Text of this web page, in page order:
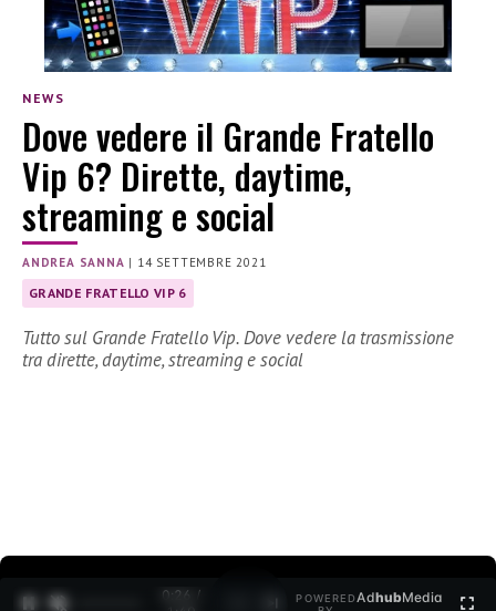
NEWS
Dove vedere il Grande Fratello
Vip 6? Dirette, daytime,
streaming e social
ANDREA SANNA | 14 SETTEMBRE 2021
GRANDE FRATELLO VIP 6
Tutto sul Grande Fratello Vip. Dove vedere la trasmissione
tra dirette, daytime, streaming e social
0:27 /
POWEREDAdhubMedia